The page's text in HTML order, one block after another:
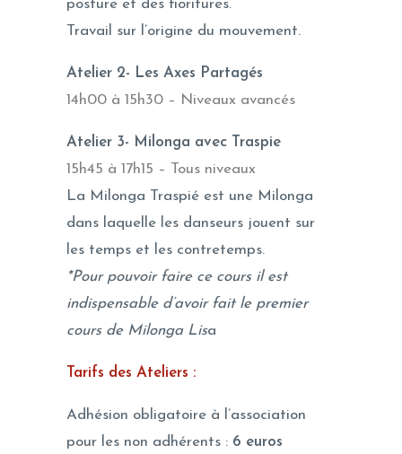
posture et des fioritures.
Travail sur l’origine du mouvement.
Atelier 2- Les Axes Partagés
14h00 à 15h30 – Niveaux avancés
Atelier 3- Milonga avec Traspie
15h45 à 17h15 – Tous niveaux
La Milonga Traspié est une Milonga
dans laquelle les danseurs jouent sur
les temps et les contretemps.
*Pour pouvoir faire ce cours il est
indispensable d’avoir fait le premier
cours de Milonga Lisa
Tarifs des Ateliers :
Adhésion obligatoire à l’association
pour les non adhérents : 6 euros